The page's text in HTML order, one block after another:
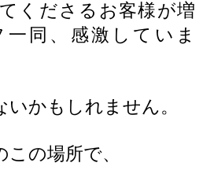
くださるお客様が増
一同、感激していま
いかもしれません。
の場所で、